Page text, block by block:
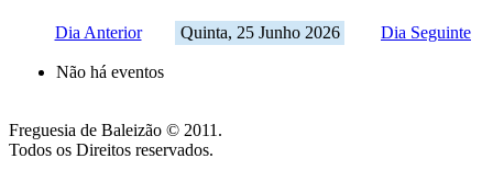
Dia Anterior Quinta, 25 Junho 2026 Dia Seguinte
Não há eventos
Freguesia de Baleizão © 2011.
Todos os Direitos reservados.